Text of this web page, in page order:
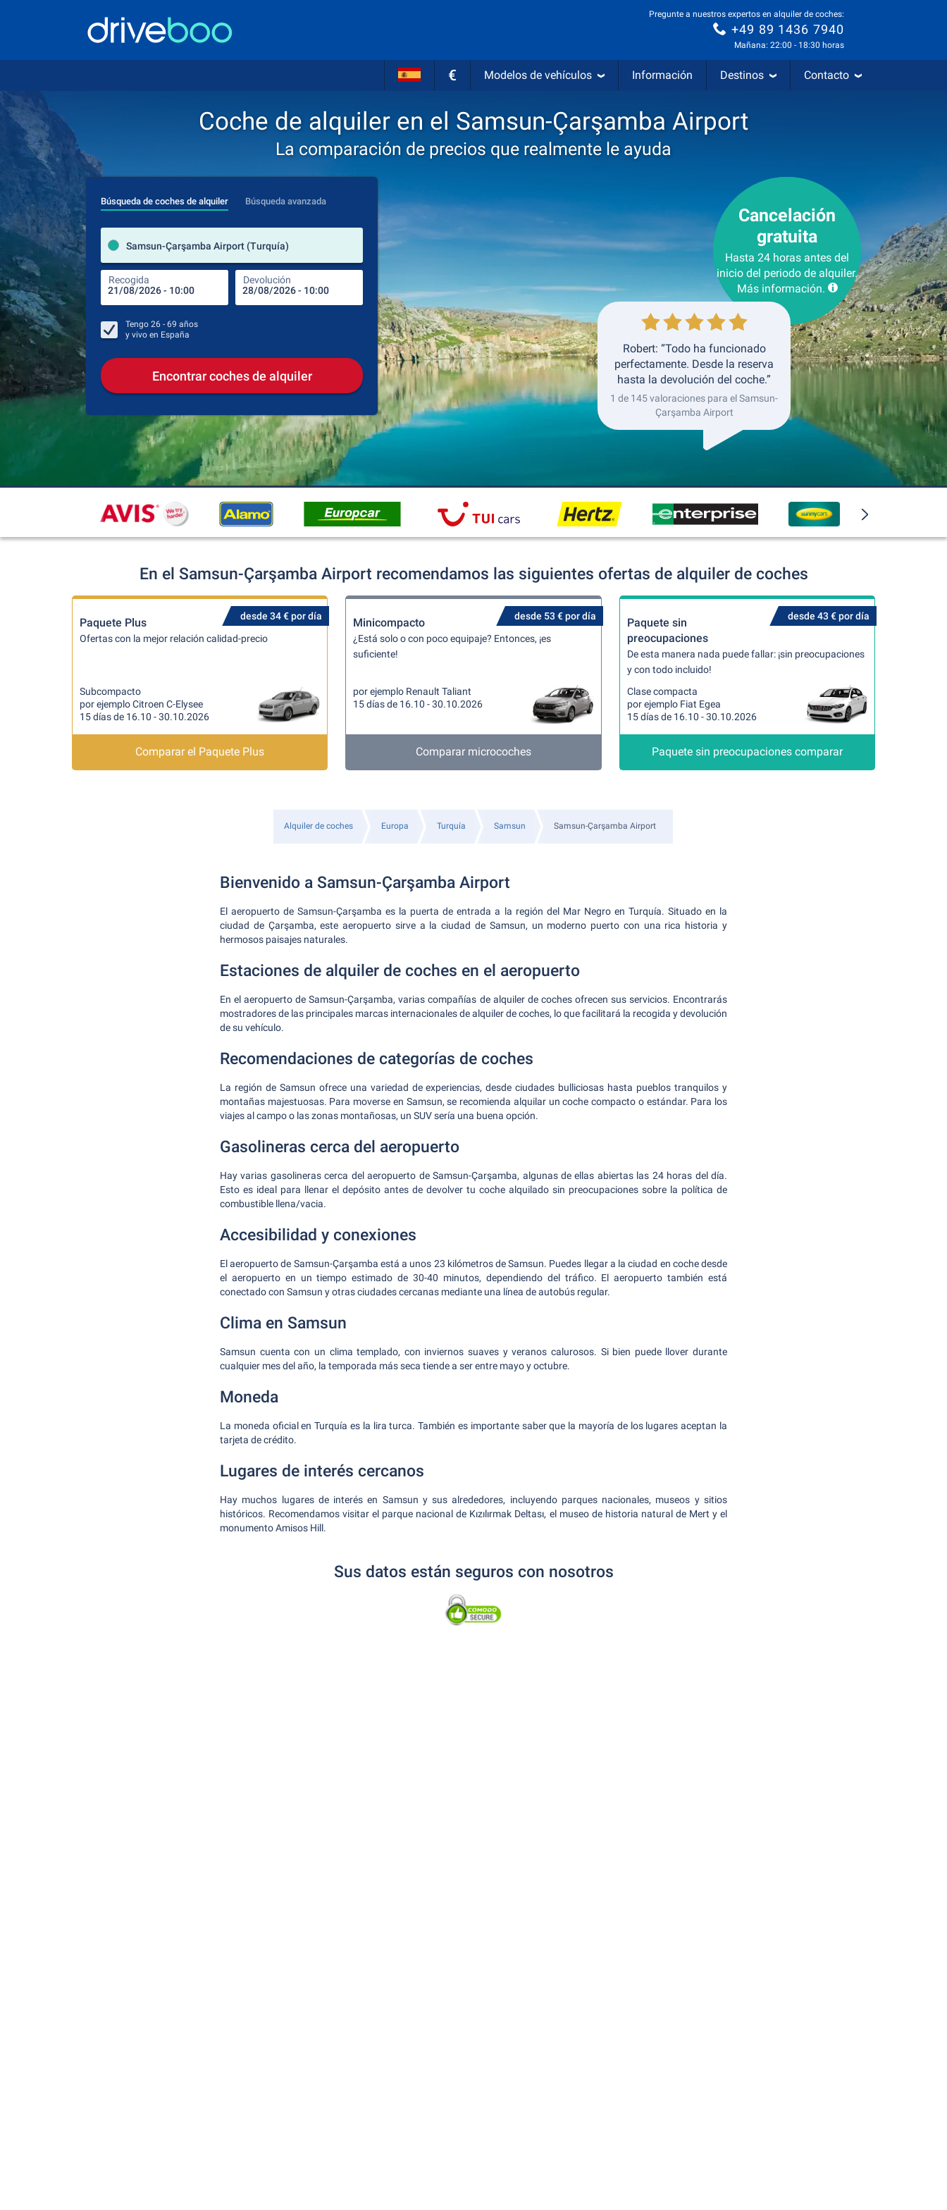
Pregunte a nuestros expertos en alquiler de coches:
+49 89 1436 7940
Mañana: 22:00 - 18:30 horas
€ Modelos de vehículos Información Destinos Contacto
Coche de alquiler en el Samsun-Çarşamba Airport
La comparación de precios que realmente le ayuda
Búsqueda de coches de alquiler Búsqueda avanzada
Samsun-Çarşamba Airport (Turquía)
Recogida Devolución
lugar de alquiler
Recogida Devolución
Tengo 26 - 69 años
y vivo en España
Encontrar coches de alquiler
Cancelación
gratuita
Hasta 24 horas antes del
inicio del periodo de alquiler.
Más información.
Robert: “Todo ha funcionado
perfectamente. Desde la reserva
hasta la devolución del coche.”
1 de 145 valoraciones para el Samsun-
Çarşamba Airport
En el Samsun-Çarşamba Airport recomendamos las siguientes ofertas de alquiler de coches
desde 34 € por día
Paquete Plus
Ofertas con la mejor relación calidad-precio
Subcompacto
por ejemplo Citroen C-Elysee
15 días de 16.10 - 30.10.2026
Comparar el Paquete Plus
desde 53 € por día
Minicompacto
¿Está solo o con poco equipaje? Entonces, ¡es
suficiente!
por ejemplo Renault Taliant
15 días de 16.10 - 30.10.2026
Comparar microcoches
desde 43 € por día
Paquete sin
preocupaciones
De esta manera nada puede fallar: ¡sin preocupaciones
y con todo incluido!
Clase compacta
por ejemplo Fiat Egea
15 días de 16.10 - 30.10.2026
Paquete sin preocupaciones comparar
Alquiler de coches Europa Turquía Samsun Samsun-Çarşamba Airport
Bienvenido a Samsun-Çarşamba Airport
El aeropuerto de Samsun-Çarşamba es la puerta de entrada a la región del Mar Negro en Turquía. Situado en la
ciudad de Çarşamba, este aeropuerto sirve a la ciudad de Samsun, un moderno puerto con una rica historia y
hermosos paisajes naturales.
Estaciones de alquiler de coches en el aeropuerto
En el aeropuerto de Samsun-Çarşamba, varias compañías de alquiler de coches ofrecen sus servicios. Encontrarás
mostradores de las principales marcas internacionales de alquiler de coches, lo que facilitará la recogida y devolución
de su vehículo.
Recomendaciones de categorías de coches
La región de Samsun ofrece una variedad de experiencias, desde ciudades bulliciosas hasta pueblos tranquilos y
montañas majestuosas. Para moverse en Samsun, se recomienda alquilar un coche compacto o estándar. Para los
viajes al campo o las zonas montañosas, un SUV sería una buena opción.
Gasolineras cerca del aeropuerto
Hay varias gasolineras cerca del aeropuerto de Samsun-Çarşamba, algunas de ellas abiertas las 24 horas del día.
Esto es ideal para llenar el depósito antes de devolver tu coche alquilado sin preocupaciones sobre la política de
combustible llena/vacia.
Accesibilidad y conexiones
El aeropuerto de Samsun-Çarşamba está a unos 23 kilómetros de Samsun. Puedes llegar a la ciudad en coche desde
el aeropuerto en un tiempo estimado de 30-40 minutos, dependiendo del tráfico. El aeropuerto también está
conectado con Samsun y otras ciudades cercanas mediante una línea de autobús regular.
Clima en Samsun
Samsun cuenta con un clima templado, con inviernos suaves y veranos calurosos. Si bien puede llover durante
cualquier mes del año, la temporada más seca tiende a ser entre mayo y octubre.
Moneda
La moneda oficial en Turquía es la lira turca. También es importante saber que la mayoría de los lugares aceptan la
tarjeta de crédito.
Lugares de interés cercanos
Hay muchos lugares de interés en Samsun y sus alrededores, incluyendo parques nacionales, museos y sitios
históricos. Recomendamos visitar el parque nacional de Kızılırmak Deltası, el museo de historia natural de Mert y el
monumento Amisos Hill.
Sus datos están seguros con nosotros